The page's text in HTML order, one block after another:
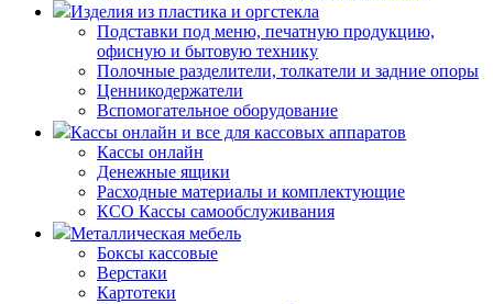
Изделия из пластика и оргстекла
Подставки под меню, печатную продукцию,
офисную и бытовую технику
Полочные разделители, толкатели и задние опоры
Ценникодержатели
Вспомогательное оборудование
Кассы онлайн и все для кассовых аппаратов
Кассы онлайн
Денежные ящики
Расходные материалы и комплектующие
КСО Кассы самообслуживания
Металлическая мебель
Боксы кассовые
Верстаки
Картотеки